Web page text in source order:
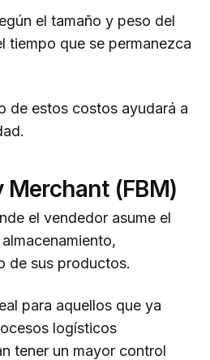
el tamaño y peso del
tiempo que se permanezca
de estos costos ayudará a
(FBM)
el vendedor asume el
de sus productos.
para aquellos que ya
logísticos
tener un mayor control